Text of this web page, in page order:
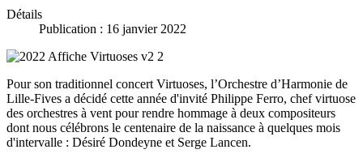
Détails
Publication : 16 janvier 2022
Pour son traditionnel concert Virtuoses, l’Orchestre d’Harmonie de
Lille-Fives a décidé cette année d'invité Philippe Ferro, chef virtuose
des orchestres à vent pour rendre hommage à deux compositeurs
dont nous célébrons le centenaire de la naissance à quelques mois
d'intervalle : Désiré Dondeyne et Serge Lancen.